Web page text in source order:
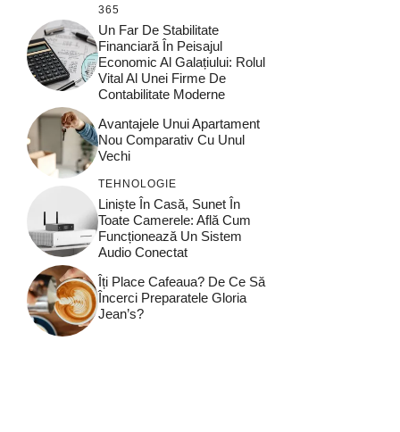
365
Un Far De Stabilitate
Financiară În Peisajul
Economic Al Galațiului: Rolul
Vital Al Unei Firme De
Contabilitate Moderne
Avantajele Unui Apartament
Nou Comparativ Cu Unul
Vechi
TEHNOLOGIE
Liniște În Casă, Sunet În
Toate Camerele: Află Cum
Funcționează Un Sistem
Audio Conectat
Îți Place Cafeaua? De Ce Să
Încerci Preparatele Gloria
Jean’s?